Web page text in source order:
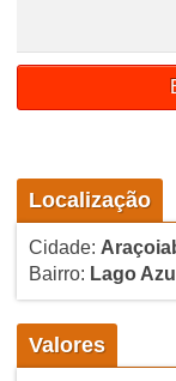
Localização
Cidade:
Bairro: Lago Azul
Valores